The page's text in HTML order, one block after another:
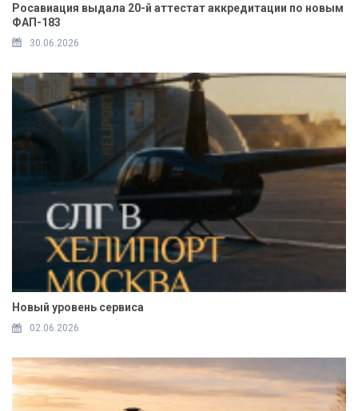
Росавиация выдала 20-й аттестат аккредитации по новым
ФАП-183
30.06.2026
Новый уровень сервиса
02.06.2026